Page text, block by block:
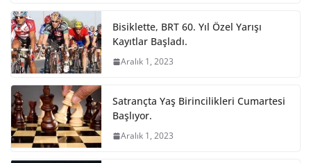
Bisiklette, BRT 60. Yıl Özel Yarışı
Kayıtlar Başladı.
Aralık 1, 2023
Satrançta Yaş Birincilikleri Cumartesi
Başlıyor.
Aralık 1, 2023